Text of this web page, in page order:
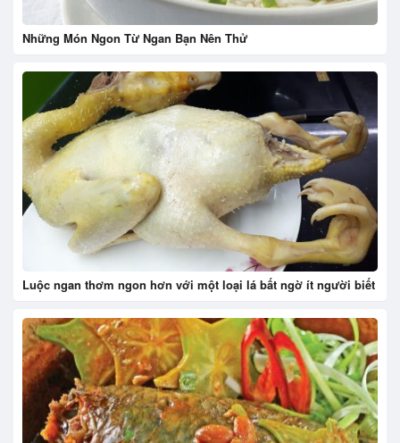
Những Món Ngon Từ Ngan Bạn Nên Thử
Luộc ngan thơm ngon hơn với một loại lá bất ngờ ít người biết